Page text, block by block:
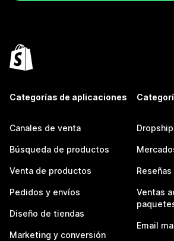
Categorías de aplicaciones
Canales de venta
Búsqueda de productos
Venta de productos
Pedidos y envíos
Diseño de tiendas
Marketing y conversión
Ventas
Email